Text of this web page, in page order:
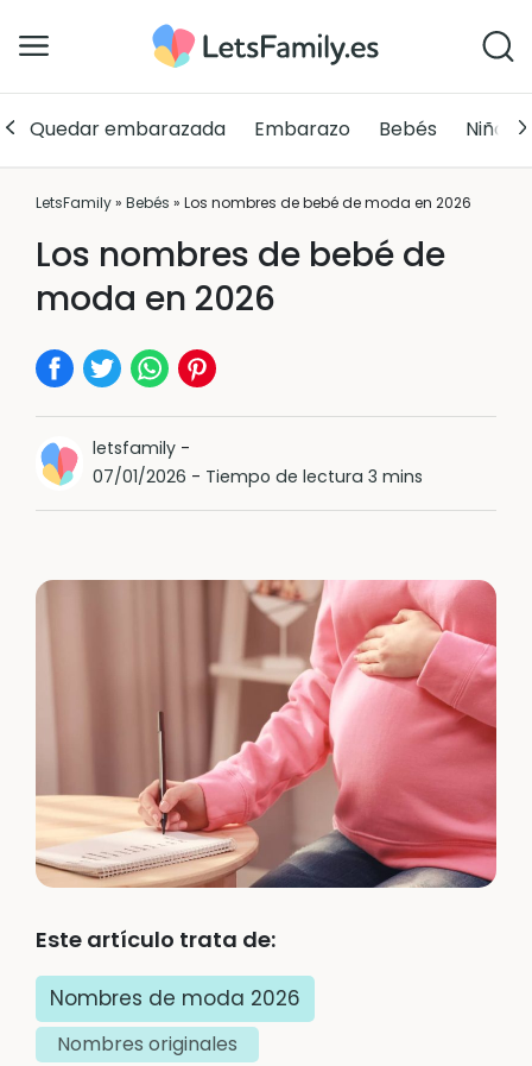
Quedar embarazada Embarazo Bebés Niños
LetsFamily» Bebés » Los nombres de bebé de moda en 2026
Los nombres de bebé de
moda en 2026
letsfamily -
07/01/2026 - Tiempo de lectura 3 mins
Este artículo trata de:
Nombres de moda 2026
Nombres originales